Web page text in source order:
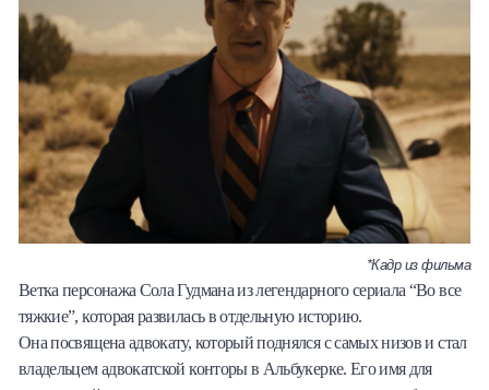
*Кадр из фильма
Ветка персонажа Сола Гудмана из легендарного сериала “Во все
тяжкие”, которая развилась в отдельную историю.
Она посвящена адвокату, который поднялся с самых низов и стал
владельцем адвокатской конторы в Альбукерке. Его имя для